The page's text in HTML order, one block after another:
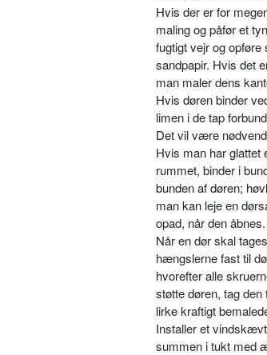
Hvis der er for
maling og påfør et
fugtigt vejr og
sandpapir. Hvis det
man maler dens
Hvis døren binder
limen i de tap
Det vil være
Hvis man har glattet
rummet, binder i
bunden af døren;
man kan leje en
opad, når den åbnes.
Når en dør skal
hængslerne fast til
hvorefter alle
støtte døren, tag
lirke kraftigt
Installer et
summen i tukt med